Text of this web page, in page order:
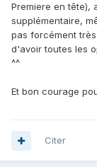
Premiere en tête),
supplémentaire,
pas forcément
d'avoir toutes les
^^
Et bon courage
Citer